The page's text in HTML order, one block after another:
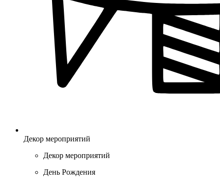
Декор мероприятий
Декор мероприятий
День Рождения